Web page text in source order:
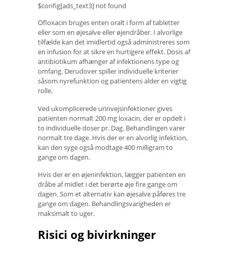
$config[ads_text3] not found
Ofloxacin bruges enten oralt i form af tabletter
eller som en øjesalve eller øjendråber. I alvorlige
tilfælde kan det imidlertid også administreres som
en infusion for at sikre en hurtigere effekt. Dosis af
antibiotikum afhænger af infektionens type og
omfang. Derudover spiller individuelle kriterier
såsom nyrefunktion og patientens alder en vigtig
rolle.
Ved ukomplicerede urinvejsinfektioner gives
patienten normalt 200 mg loxacin, der er opdelt i
to individuelle doser pr. Dag. Behandlingen varer
normalt tre dage. Hvis der er en alvorlig infektion,
kan den syge også modtage 400 milligram to
gange om dagen.
Hvis der er en øjeninfektion, lægger patienten en
dråbe af midlet i det berørte øje fire gange om
dagen. Som et alternativ kan øjesalve påføres tre
gange om dagen. Behandlingsvarigheden er
maksimalt to uger.
Risici og bivirkninger